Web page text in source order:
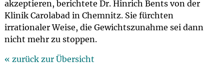
akzeptieren, berichtete Dr. Hinrich Bents von der
Klinik Carolabad in Chemnitz. Sie fürchten
irrationaler Weise, die Gewichtszunahme sei dann
nicht mehr zu stoppen.
« zurück zur Übersicht